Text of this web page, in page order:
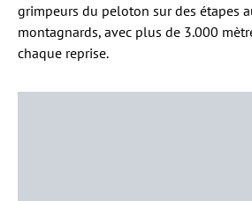
grimpeurs du peloton sur des étapes
montagnards, avec plus de 3.000
chaque reprise.